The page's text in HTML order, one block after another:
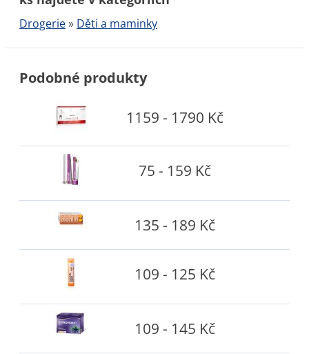
Drogerie» Děti a maminky
Podobné produkty
1159 - 1790 Kč
75 - 159 Kč
135 - 189 Kč
109 - 125 Kč
109 - 145 Kč